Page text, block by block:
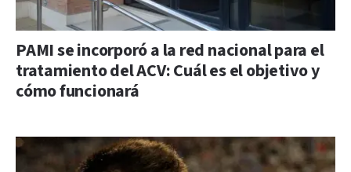
PAMI se incorporó a la red nacional para el
tratamiento del ACV: Cuál es el objetivo y
cómo funcionará